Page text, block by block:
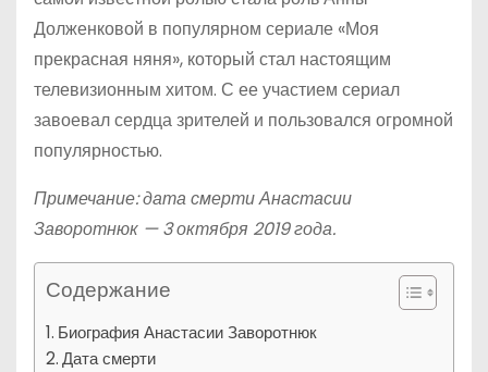
Долженковой в популярном сериале «Моя
прекрасная няня», который стал настоящим
телевизионным хитом. С ее участием сериал
завоевал сердца зрителей и пользовался огромной
популярностью.
Примечание: дата смерти Анастасии
Заворотнюк — 3 октября 2019 года.
Содержание
Биография Анастасии Заворотнюк
Дата смерти